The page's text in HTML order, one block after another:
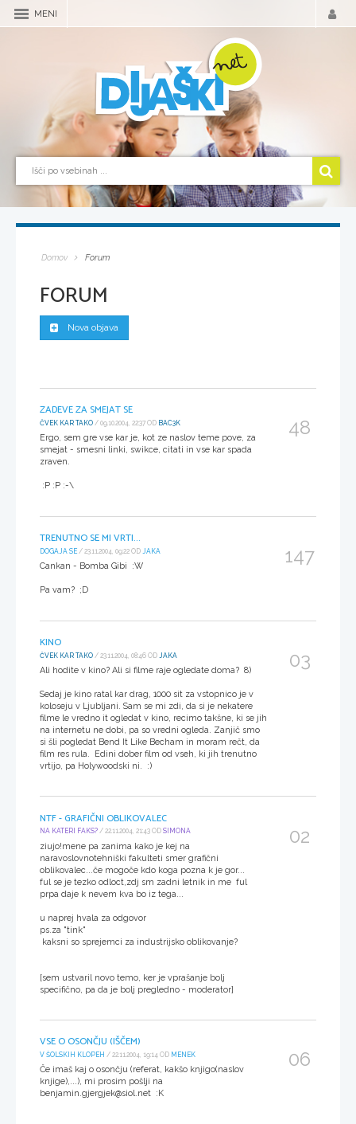
MENI
Domov Forum
FORUM
Nova objava
ZADEVE ZA SMEJAT SE
ČVEK KAR TAKO / 09.10.2004, 22:37 OD BAC3K
Ergo, sem gre vse kar je, kot ze naslov teme pove, za
smejat - smesni linki, swikce, citati in vse kar spada
zraven.
:P :P :-\
48
TRENUTNO SE MI VRTI...
DOGAJA SE / 23.11.2004, 09:22 OD JAKA
Cankan - Bomba Gibi :W
Pa vam? ;D
147
KINO
ČVEK KAR TAKO / 23.11.2004, 08:46 OD JAKA
Ali hodite v kino? Ali si filme raje ogledate doma? 8)
Sedaj je kino ratal kar drag, 1000 sit za vstopnico je v
koloseju v Ljubljani. Sam se mi zdi, da si je nekatere
filme le vredno it ogledat v kino, recimo takšne, ki se jih
na internetu ne dobi, pa so vredni ogleda. Zanjič smo
si šli pogledat Bend It Like Becham in moram rečt, da
film res rula. Edini dober film od vseh, ki jih trenutno
vrtijo, pa Holywoodski ni. :)
03
NTF - GRAFIČNI OBLIKOVALEC
NA KATERI FAKS? / 22.11.2004, 21:43 OD SIMONA
ziujo!mene pa zanima kako je kej na
naravoslovnotehniški fakulteti smer grafični
oblikovalec...če mogoče kdo koga pozna k je gor...
ful se je tezko odloct,zdj sm zadni letnik in me ful
prpa daje k nevem kva bo iz tega...
u naprej hvala za odgovor
ps.za "tink"
kaksni so sprejemci za industrijsko oblikovanje?
[sem ustvaril novo temo, ker je vprašanje bolj
specifično, pa da je bolj pregledno - moderator]
02
VSE O OSONČJU (IŠČEM)
V ŠOLSKIH KLOPEH / 22.11.2004, 19:14 OD MENEK
Če imaš kaj o osončju (referat, kakšo knjigo(naslov
knjige),...), mi prosim pošlji na
benjamin.gjergjek@siol.net :K
06